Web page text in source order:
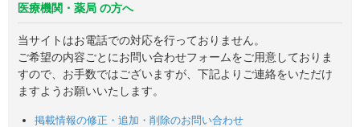
医療機関・薬局 の方へ
当サイトはお電話での対応を行っておりません。
ご希望の内容ごとにお問い合わせフォームをご用意しておりま
すので、お手数ではございますが、下記よりご連絡をいただけ
ますようお願いいたします。
掲載情報の修正・追加・削除のお問い合わせ